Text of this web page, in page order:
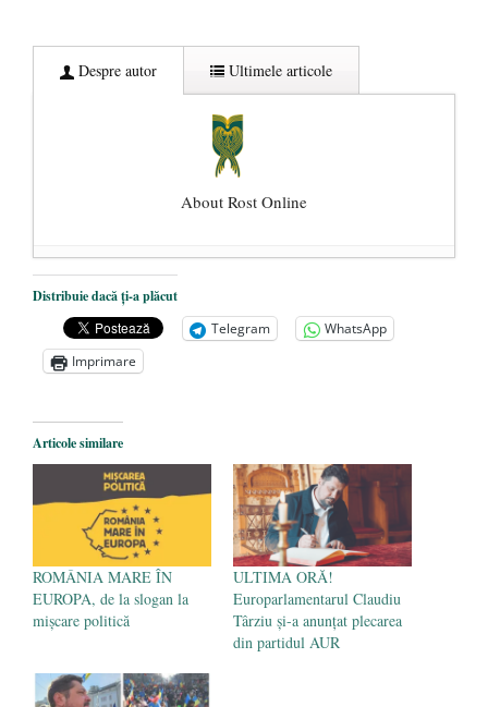
Despre autor Ultimele articole
About Rost Online
Dezvăluiri cutremurătoare despre
președintele Ucrainei, Volodymyr
Zelensky
- 13 mai 2026
Statul care servește Națiunea
Legea Vexler produce efecte. Bustul
poetului Octavian Goga, înlăturat din Iași
- 16 aprilie 2026
Distribuie dacă ți-a plăcut
Telegram
WhatsApp
Imprimare
Articole similare
ROMÂNIA MARE ÎN
EUROPA, de la slogan la
mișcare politică
ULTIMA ORĂ!
Europarlamentarul Claudiu
Târziu și-a anunțat plecarea
din partidul AUR